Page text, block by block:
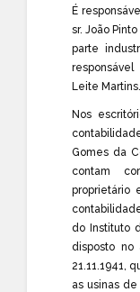
É
sr. João
parte
Leite Martins.
Nos
Gomes da
contam
proprietário
do Instituto
disposto no
21.11.1941,
as usinas